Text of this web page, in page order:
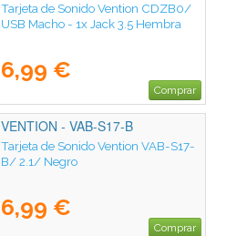
Tarjeta de Sonido Vention CDZB0/
USB Macho - 1x Jack 3.5 Hembra
6,99 €
Comprar
VENTION - VAB-S17-B
Tarjeta de Sonido Vention VAB-S17-
B/ 2.1/ Negro
6,99 €
Comprar